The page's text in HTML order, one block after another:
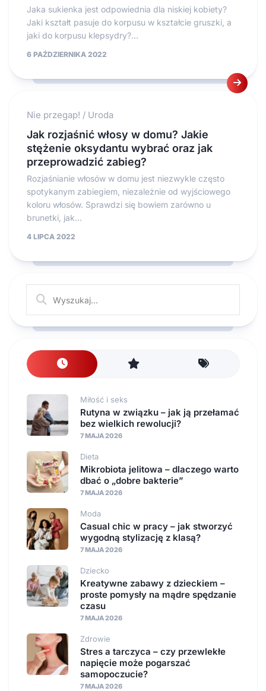
Jaka sukienka jest odpowiednia dla niskiej kobiety?
Jaki kształt pasuje do korpusu w kształcie gruszki, a
jaki do korpusu klepsydry?...
6 PAŹDZIERNIKA 2022
Nie przegap! / Uroda
Jak rozjaśnić włosy w domu? Jakie
stężenie oksydantu wybrać oraz jak
przeprowadzić zabieg?
Rozjaśnianie włosów w domu jest niezwykle często
spotykanym zabiegiem, niezależnie od wyjściowego
koloru włosów. Sprawdzi się bowiem zarówno u
brunetki, jak...
4 LIPCA 2022
Miłość i seks
Rutyna w związku – jak ją przełamać
bez wielkich rewolucji?
7 MAJA 2026
Dieta
Mikrobiota jelitowa – dlaczego warto
dbać o „dobre bakterie”
7 MAJA 2026
Moda
Casual chic w pracy – jak stworzyć
wygodną stylizację z klasą?
7 MAJA 2026
Dziecko
Kreatywne zabawy z dzieckiem –
proste pomysły na mądre spędzanie
czasu
7 MAJA 2026
Zdrowie
Stres a tarczyca – czy przewlekłe
napięcie może pogarszać
samopoczucie?
7 MAJA 2026